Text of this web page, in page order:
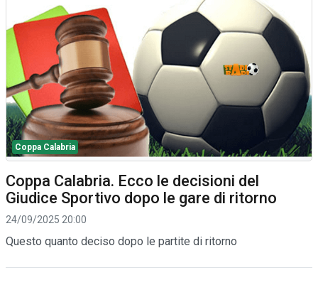
Coppa Calabria
Coppa Calabria. Ecco le decisioni del
Giudice Sportivo dopo le gare di ritorno
24/09/2025 20:00
Questo quanto deciso dopo le partite di ritorno